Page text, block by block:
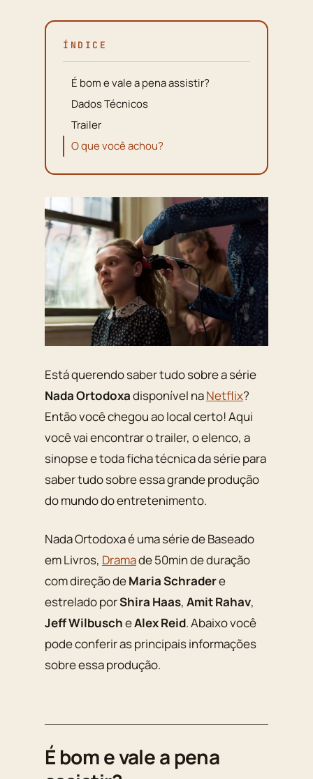
ÍNDICE
É bom e vale a pena assistir?
Dados Técnicos
Trailer
O que você achou?
Está querendo saber tudo sobre a série
Nada Ortodoxadisponível naNetflix?
Então você chegou ao local certo! Aqui
você vai encontrar o trailer, o elenco, a
sinopse e toda ficha técnica da série para
saber tudo sobre essa grande produção
do mundo do entretenimento.
Nada Ortodoxa é uma série de Baseado
em Livros, Dramade 50min de duração
com direção deMaria Schradere
estrelado porShira Haas, Amit Rahav,
Jeff WilbuscheAlex Reid. Abaixo você
pode conferir as principais informações
sobre essa produção.
É bom e vale a pena